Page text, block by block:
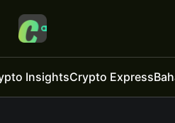
InsightsCrypto Express